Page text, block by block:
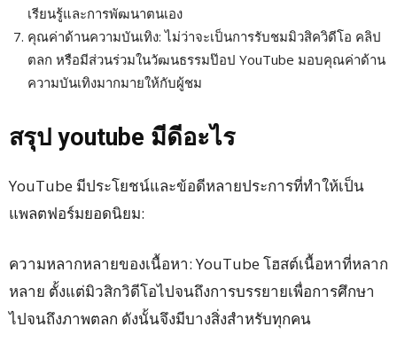
เรียนรู้และการพัฒนาตนเอง
คุณค่าด้านความบันเทิง: ไม่ว่าจะเป็นการรับชมมิวสิควิดีโอ คลิป
ตลก หรือมีส่วนร่วมในวัฒนธรรมป๊อป YouTube มอบคุณค่าด้าน
ความบันเทิงมากมายให้กับผู้ชม
สรุป youtube มีดีอะไร
YouTube มีประโยชน์และข้อดีหลายประการที่ทำให้เป็น
แพลตฟอร์มยอดนิยม:
ความหลากหลายของเนื้อหา: YouTube โฮสต์เนื้อหาที่หลาก
หลาย ตั้งแต่มิวสิกวิดีโอไปจนถึงการบรรยายเพื่อการศึกษา
ไปจนถึงภาพตลก ดังนั้นจึงมีบางสิ่งสำหรับทุกคน